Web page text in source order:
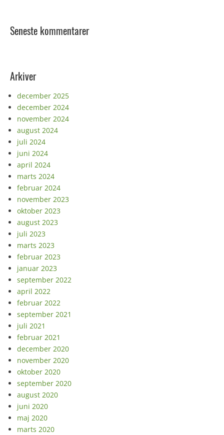
Seneste kommentarer
Arkiver
december 2025
december 2024
november 2024
august 2024
juli 2024
juni 2024
april 2024
marts 2024
februar 2024
november 2023
oktober 2023
august 2023
juli 2023
marts 2023
februar 2023
januar 2023
september 2022
april 2022
februar 2022
september 2021
juli 2021
februar 2021
december 2020
november 2020
oktober 2020
september 2020
august 2020
juni 2020
maj 2020
marts 2020